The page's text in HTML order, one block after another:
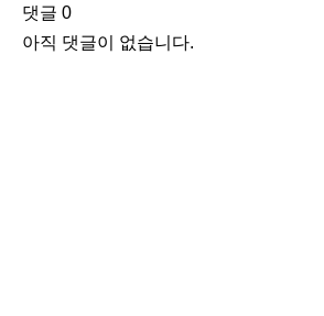
댓글 0
아직 댓글이 없습니다.